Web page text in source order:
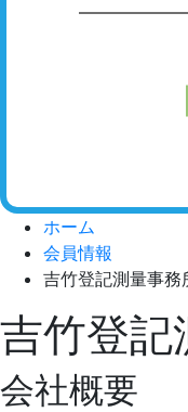
ホーム
会員情報
吉竹登記測量事務
吉竹登記
会社概要